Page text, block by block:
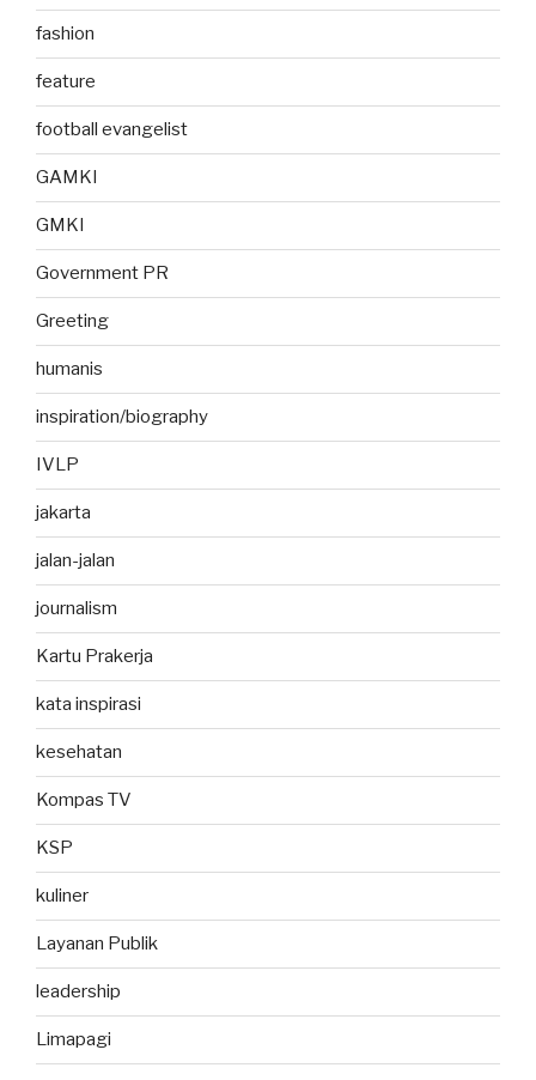
fashion
feature
football evangelist
GAMKI
GMKI
Government PR
Greeting
humanis
inspiration/biography
IVLP
jakarta
jalan-jalan
journalism
Kartu Prakerja
kata inspirasi
kesehatan
Kompas TV
KSP
kuliner
Layanan Publik
leadership
Limapagi